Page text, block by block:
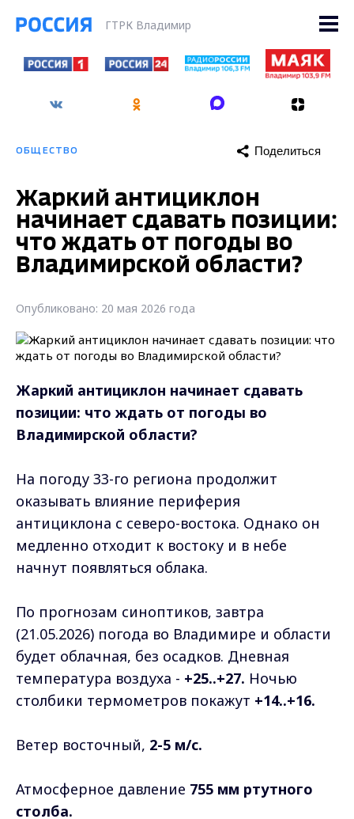
ГТРК Владимир
ОБЩЕСТВО Поделиться
Жаркий антициклон
начинает сдавать позиции:
что ждать от погоды во
Владимирской области?
Опубликовано: 20 мая 2026 года
Жаркий антициклон начинает сдавать
позиции: что ждать от погоды во
Владимирской области?
На погоду 33-го региона продолжит
оказывать влияние периферия
антициклона с северо-востока. Однако он
медленно отходит к востоку и в небе
начнут появляться облака.
По прогнозам синоптиков, завтра
(21.05.2026) погода во Владимире и области
будет облачная, без осадков. Дневная
температура воздуха - +25..+27. Ночью
столбики термометров покажут +14..+16.
Ветер восточный, 2-5 м/с.
Атмосферное давление 755 мм ртутного
столба.